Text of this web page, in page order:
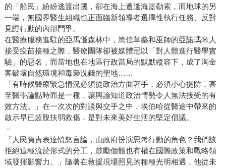
的「船民」紛紛逃渡出國，卻在海上遭逢海盜勒索，而地球的另
一端，無國界醫生組織也正面臨新領導者選擇性執行任務、反對
見證行動的內部鬥爭。
在醫療服務進駐的亞馬遜森林中，篤信草藥和巫師的亞諾瑪米人
接受疫苗接種之際，醫療團隊卻被媒體冠以「對人體進行醫學實
驗」的惡名，而當地也在地區行政當局的默默縱容下，成了淘金
客破壞自然環境和毒梟洗錢的聖地……
「有時候醫療緊急情況必須從政治方面著手，必須小心提防，甚
至醫學論點時而是一種，讓輿論知道政治情勢令人無法接受的有
效方法。」在一次次的對談與交手之中，埃伯哈從醫途中帶來的
啟示早已超脫扶弱救傷，是對未來美好生活的堅定倡議。
－
「人民負責表達憤怒言論，由政府扮演思考行動的角色？我們該
拒絕這種流於形式的分工，鼓勵個體也有權在國際政策和戰略領
域發揮影響力。」隨著在救援現場照見的種種光明相遇，他從未